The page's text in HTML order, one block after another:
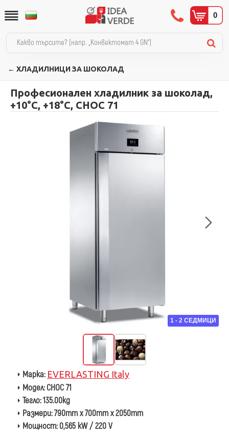
0
← ХЛАДИЛНИЦИ ЗА ШОКОЛАД
Професионален хладилник за шоколад,
+10°С, +18°С, CHOC 71
1 - 2 СЕДМИЦИ
Марка: EVERLASTING Italy
Модел:CHOC 71
Тегло:135.00kg
Размери:790mm x 700mm x 2050mm
Мощност:0,565 kW / 220 V